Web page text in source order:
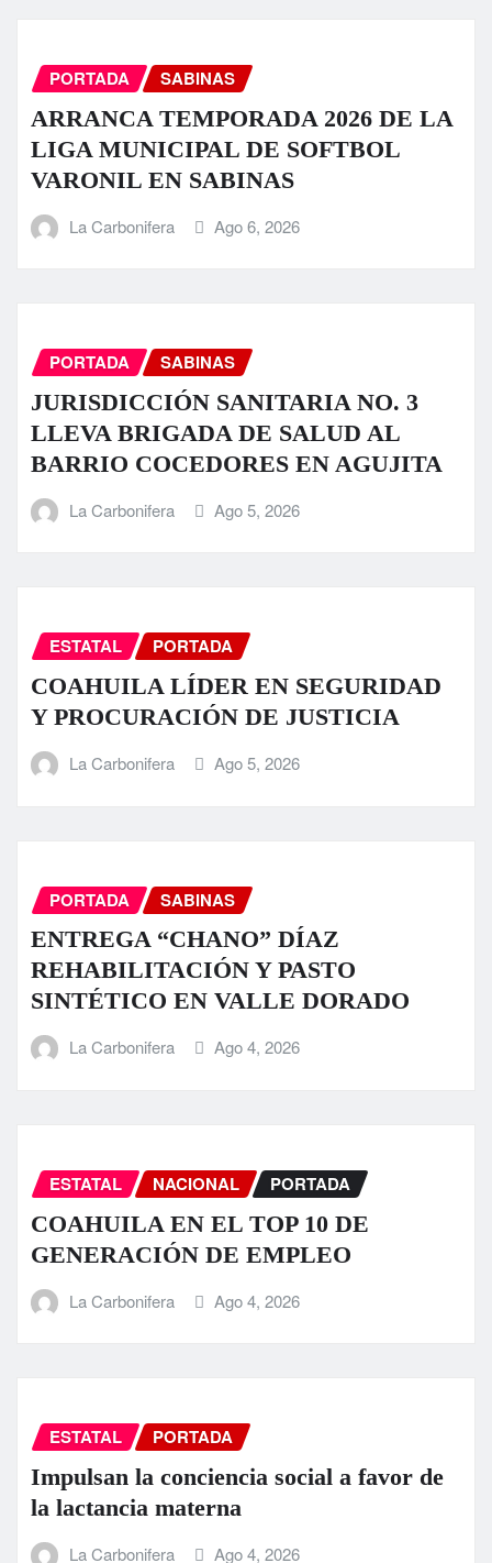
PORTADA SABINAS
ARRANCA TEMPORADA 2026 DE LA
LIGA MUNICIPAL DE SOFTBOL
VARONIL EN SABINAS
La Carbonifera Ago 6, 2026
PORTADA SABINAS
JURISDICCIÓN SANITARIA NO. 3
LLEVA BRIGADA DE SALUD AL
BARRIO COCEDORES EN AGUJITA
La Carbonifera Ago 5, 2026
ESTATAL PORTADA
COAHUILA LÍDER EN SEGURIDAD
Y PROCURACIÓN DE JUSTICIA
La Carbonifera Ago 5, 2026
PORTADA SABINAS
ENTREGA “CHANO” DÍAZ
REHABILITACIÓN Y PASTO
SINTÉTICO EN VALLE DORADO
La Carbonifera Ago 4, 2026
ESTATAL NACIONAL PORTADA
COAHUILA EN EL TOP 10 DE
GENERACIÓN DE EMPLEO
La Carbonifera Ago 4, 2026
ESTATAL PORTADA
Impulsan la conciencia social a favor de
la lactancia materna
La Carbonifera Ago 4, 2026